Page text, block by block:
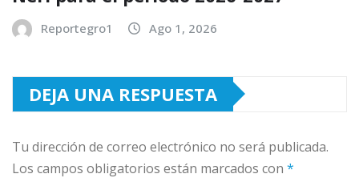
Reportegro1 Ago 1, 2026
DEJA UNA RESPUESTA
Tu dirección de correo electrónico no será publicada.
Los campos obligatorios están marcados con *